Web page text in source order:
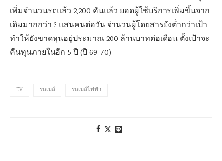
เพิ่มจำนวนรถแล้ว 2,200 คันแล้ว ยอดผู้ใช้บริการเพิ่มขึ้นจาก
เดิมมากกว่า 3 แสนคนต่อวัน จำนวนผู้โดยสารยังต่ำกว่าเป้า
ทำให้ยังขาดทุนอยู่ประมาณ 200 ล้านบาทต่อเดือน ตั้งเป้าจะ
คืนทุนภายในอีก 5 ปี (ปี 69-70)
EV รถเมล์ รถเมล์ไฟฟ้า